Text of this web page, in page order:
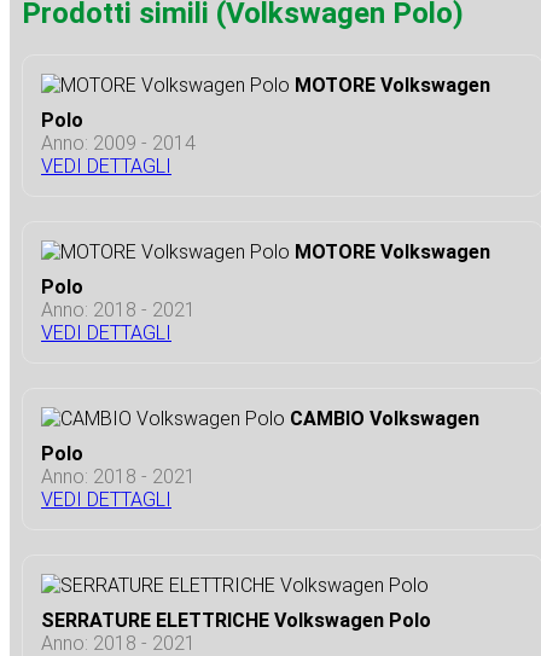
Prodotti simili (Volkswagen Polo)
MOTORE Volkswagen
Polo
Anno: 2009 - 2014
VEDI DETTAGLI
MOTORE Volkswagen
Polo
Anno: 2018 - 2021
VEDI DETTAGLI
CAMBIO Volkswagen
Polo
Anno: 2018 - 2021
VEDI DETTAGLI
SERRATURE ELETTRICHE Volkswagen Polo
Anno: 2018 - 2021